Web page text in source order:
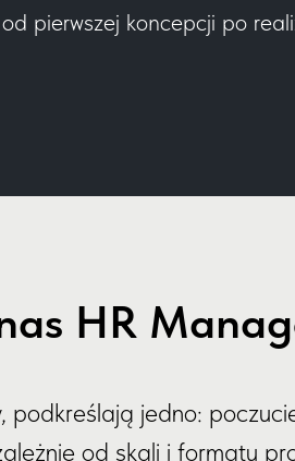
pierwszej koncepcji po
HR
podkreślają jedno:
od skali i formatu